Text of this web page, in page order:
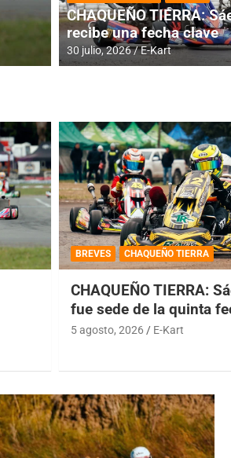
histórica en
4 agosto, 2026 E-Kart
CHAQUEÑO TIERRA:
recibe una fecha clave
30 julio, 2026 E-Kart
BREVES CHAQUEÑO TIERRA
CHAQUEÑO TIERRA:
fue sede de la quinta
5 agosto, 2026 E-Kart